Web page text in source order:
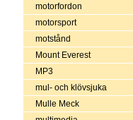
motorfordon
motorsport
motstånd
Mount Everest
MP3
mul- och klövsjuka
Mulle Meck